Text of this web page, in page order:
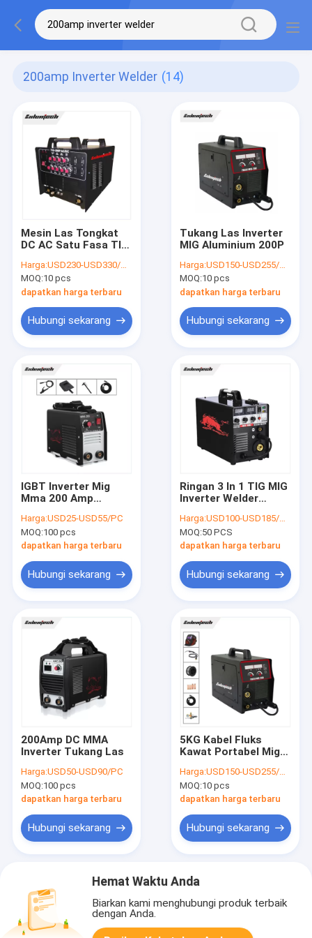
200amp Inverter Welder (14)
Mesin Las Tongkat
DC AC Satu Fasa TIG
Welder
Harga:USD230-USD330/PC
MOQ:10 pcs
dapatkan harga terbaru
Hubungi sekarang
Tukang Las Inverter
MIG Aluminium 200P
Harga:USD150-USD255/PC
MOQ:10 pcs
dapatkan harga terbaru
Hubungi sekarang
IGBT Inverter Mig
Mma 200 Amp
Siklus Tugas 60%
OEM
Harga:USD25-USD55/PC
MOQ:100 pcs
dapatkan harga terbaru
Hubungi sekarang
Ringan 3 In 1 TIG MIG
Inverter Welder
Arus Lebih
Harga:USD100-USD185/PC
MOQ:50 PCS
dapatkan harga terbaru
Hubungi sekarang
200Amp DC MMA
Inverter Tukang Las
Harga:USD50-USD90/PC
MOQ:100 pcs
dapatkan harga terbaru
Hubungi sekarang
5KG Kabel Fluks
Kawat Portabel Mig
Fungsi Pulsa Ringan
Harga:USD150-USD255/PC
MOQ:10 pcs
dapatkan harga terbaru
Hubungi sekarang
Hemat Waktu Anda
Biarkan kami menghubungi produk terbaik
dengan Anda.